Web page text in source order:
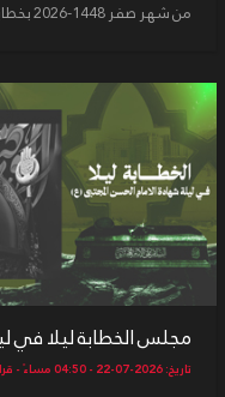
من شهر صفر 1448-2026 بخطابة الشيخ عمار تيسير ...
مجلس الخطابة ليلا في
تاريخ: 2026-07-22 - 04:50 مساءً - قراءات: 89